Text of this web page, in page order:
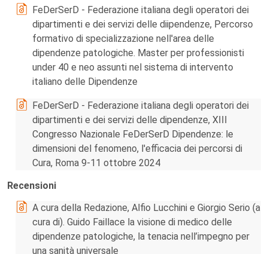
FeDerSerD - Federazione italiana degli operatori dei
dipartimenti e dei servizi delle diipendenze, Percorso
formativo di specializzazione nell'area delle
dipendenze patologiche. Master per professionisti
under 40 e neo assunti nel sistema di intervento
italiano delle Dipendenze
FeDerSerD - Federazione italiana degli operatori dei
dipartimenti e dei servizi delle dipendenze, XIII
Congresso Nazionale FeDerSerD Dipendenze: le
dimensioni del fenomeno, l'efficacia dei percorsi di
Cura, Roma 9-11 ottobre 2024
Recensioni
A cura della Redazione, Alfio Lucchini e Giorgio Serio (a
cura di). Guido Faillace la visione di medico delle
dipendenze patologiche, la tenacia nell’impegno per
una sanità universale